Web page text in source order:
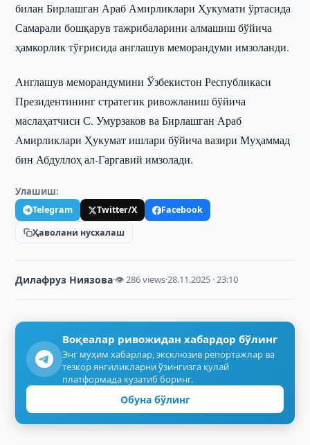
билан Бирлашган Араб Амирликлари Ҳукумати ўртасида
Самарали бошқарув тажрибаларини алмашиш бўйича
ҳамкорлик тўғрисида англашув меморандуми имзоланди.
Англашув меморандумини Ўзбекистон Республикаси
Президентининг стратегик ривожланиш бўйича
маслаҳатчиси С. Умурзаков ва Бирлашган Араб
Амирликлари Ҳукумат ишлари бўйича вазири Муҳаммад
бин Абдуллоҳ ал-Гаргавий имзолади.
Улашиш:
Telegram Twitter/X
Facebook
Ҳаволани нусхалаш
Дилафруз Ниязова·👁 286 views·28.11.2025 · 23:10
Воқеалар ривожидан хабардор бўлинг
Энг муҳим хабарлар, эксклюзив репортажлар ва
тезкор янгиликларни ўзингизга қулай
платформада кузатиб боринг.
Обуна бўлинг